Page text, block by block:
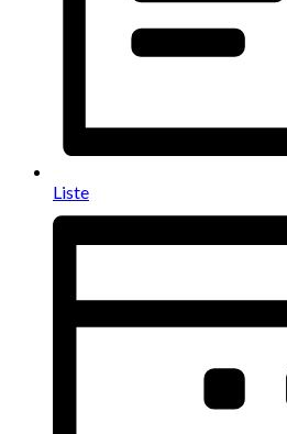
Liste